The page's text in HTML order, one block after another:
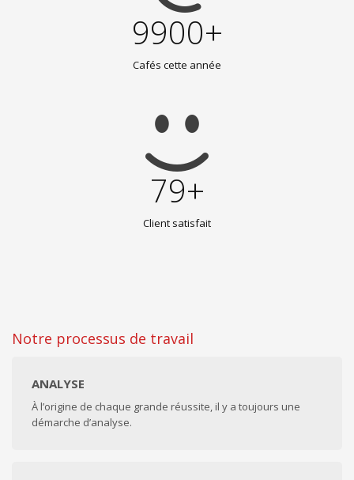
9900+
Cafés cette année
79+
Client satisfait
Notre processus de travail
ANALYSE
À l’origine de chaque grande réussite, il y a toujours une
démarche d’analyse.